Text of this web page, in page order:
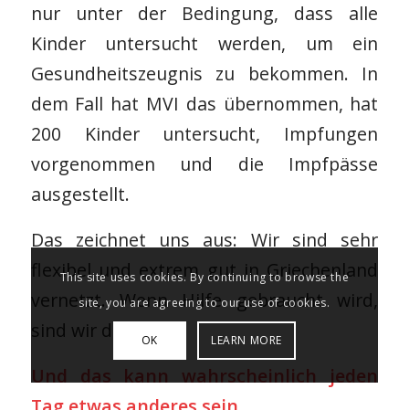
nur unter der Bedingung, dass alle
Kinder untersucht werden, um ein
Gesundheitszeugnis zu bekommen. In
dem Fall hat MVI das übernommen, hat
200 Kinder untersucht, Impfungen
vorgenommen und die Impfpässe
ausgestellt.
Das zeichnet uns aus: Wir sind sehr
flexibel und extrem gut in Griechenland
vernetzt. Wenn Hilfe gebraucht wird,
sind wir da!
Und das kann wahrscheinlich jeden
This site uses cookies. By continuing to browse the
site, you are agreeing to our use of cookies.
OK LEARN MORE